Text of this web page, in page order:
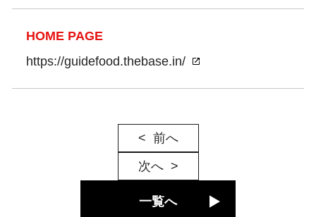
HOME PAGE
https://guidefood.thebase.in/
前へ
次へ
一覧へ